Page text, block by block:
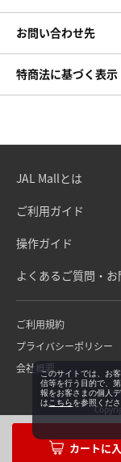
お問い合わせ先
特商法に基づく表示
JAL Mallとは
ご利用ガイド
操作ガイド
よくあるご質問・
ご利用規約
プライバシーポリシー
会社概要このサイトでは、お
信等を行う目的で、
報をお客さまの個人
は こちらを参照くださ